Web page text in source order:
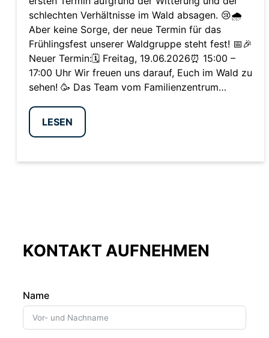
schlechten Verhältnisse im Wald absagen. 😢🌧️
Aber keine Sorge, der neue Termin für das
Frühlingsfest unserer Waldgruppe steht fest! 📅🎉
Neuer Termin:🗓️ Freitag, 19.06.2026⏰ 15:00 –
17:00 Uhr Wir freuen uns darauf, Euch im Wald zu
sehen! 🥳 Das Team vom Familienzentrum…
LESEN
KONTAKT AUFNEHMEN
Name